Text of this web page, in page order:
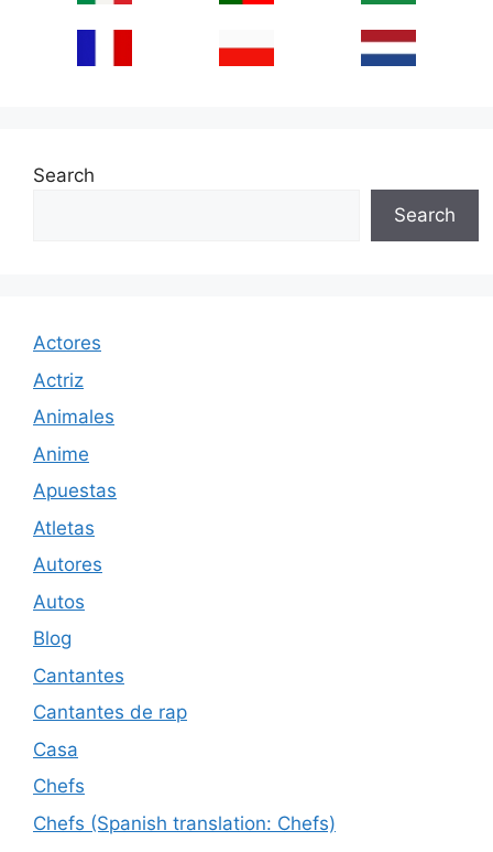
Search
Search
Actores
Actriz
Animales
Anime
Apuestas
Atletas
Autores
Autos
Blog
Cantantes
Cantantes de rap
Casa
Chefs
Chefs (Spanish translation: Chefs)